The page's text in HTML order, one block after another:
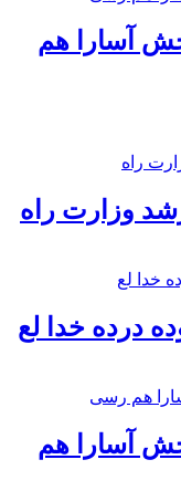
آسارا هم
وزارت راه
درده خدا لع
آسارا هم